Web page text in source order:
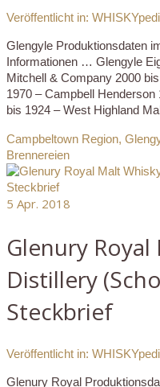
Veröffentlicht in:
Glengyle Produktionsdaten
Informationen … Glengyle
Mitchell & Company 2000
1970 – Campbell
bis 1924 – West Highland
Campbeltown Region,
Brennereien
5 Apr. 2018
Glenury
Distillery
Steckbrief
Veröffentlicht in:
Glenury Royal